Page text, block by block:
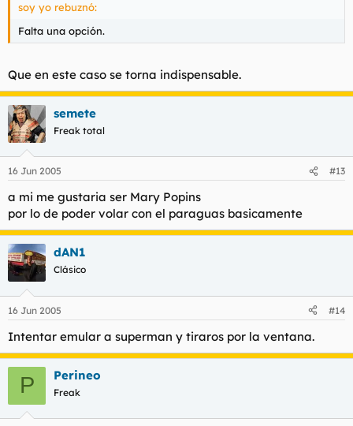
soy yo rebuznó:
Falta una opción.
Que en este caso se torna indispensable.
semete
Freak total
16 Jun 2005 #13
a mi me gustaria ser Mary Popins
por lo de poder volar con el paraguas basicamente
dAN1
Clásico
16 Jun 2005 #14
Intentar emular a superman y tiraros por la ventana.
P Perineo
Freak